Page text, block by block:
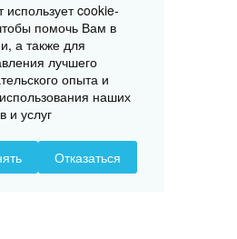
использует cookie-
помочь Вам в
а также для
лучшего
опыта и
наших
и услуг
Отказаться